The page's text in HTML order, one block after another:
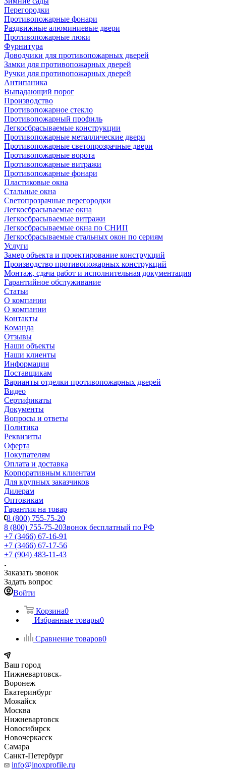
Перегородки
Противопожарные фонари
Раздвижные алюминиевые двери
Противопожарные люки
Фурнитура
Доводчики для противопожарных дверей
Замки для противопожарных дверей
Ручки для противопожарных дверей
Антипаника
Выпадающий порог
Производство
Противопожарное стекло
Противопожарный профиль
Легкосбрасываемые конструкции
Противопожарные металлические двери
Противопожарные светопрозрачные двери
Противопожарные ворота
Противопожарные витражи
Противопожарные фонари
Пластиковые окна
Стальные окна
Светопрозрачные перегородки
Легкосбрасываемые окна
Легкосбрасываемые витражи
Легкосбрасываемые окна по СНИП
Легкосбрасываемые стальных окон по сериям
Услуги
Замер объекта и проектирование конструкций
Производство противопожарных конструкций
Монтаж, сдача работ и исполнительная документация
Гарантийное обслуживание
Статьи
О компании
О компании
Контакты
Команда
Отзывы
Наши объекты
Наши клиенты
Информация
Поставщикам
Варианты отделки противопожарных дверей
Видео
Сертификаты
Документы
Вопросы и ответы
Политика
Реквизиты
Оферта
Покупателям
Оплата и доставка
Корпоративным клиентам
Для крупных заказчиков
Дилерам
Оптовикам
Гарантия на товар
8 (800) 755-75-20
8 (800) 755-75-20Звонок бесплатный по РФ
+7 (3466) 67-16-91
+7 (3466) 67-17-56
+7 (904) 483-11-43
Заказать звонок
Задать вопрос
Войти
Корзина0
Избранные товары0
Сравнение товаров0
Ваш город
Нижневартовск
Воронеж
Екатеринбург
Можайск
Москва
Нижневартовск
Новосибирск
Новочеркасск
Самара
Санкт-Петербург
info@inoxprofile.ru